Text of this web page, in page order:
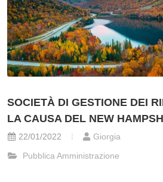
SOCIETÀ DI GESTIONE DEI
LA CAUSA DEL NEW
22/01/2022
Giorgia
Pubblica Amministrazione